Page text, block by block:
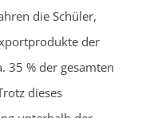
die Schüler,
der
35 % der gesamten
dieses